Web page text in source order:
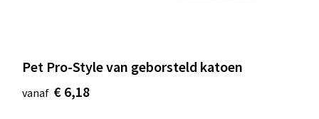
Pet Pro-Style van geborsteld katoen
vanaf € 6,18